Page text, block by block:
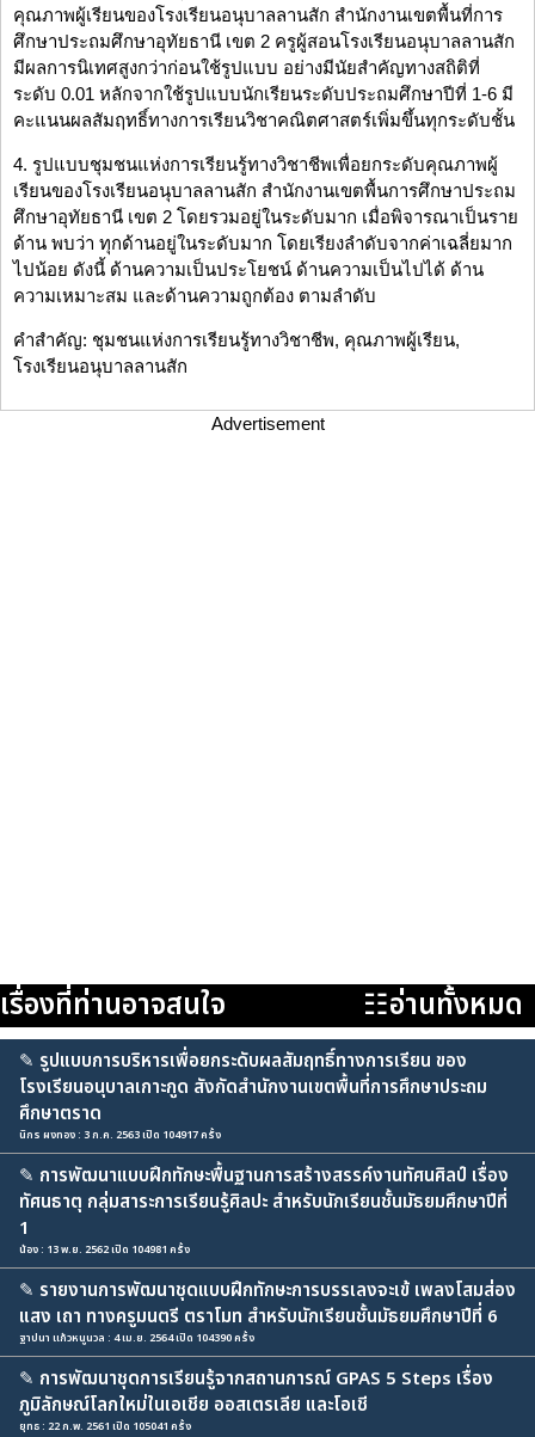
คุณภาพผู้เรียนของโรงเรียนอนุบาลลานสัก สำนักงานเขตพื้นที่การ
ศึกษาประถมศึกษาอุทัยธานี เขต 2 ครูผู้สอนโรงเรียนอนุบาลลานสัก
มีผลการนิเทศสูงกว่าก่อนใช้รูปแบบ อย่างมีนัยสำคัญทางสถิติที่
ระดับ 0.01 หลักจากใช้รูปแบบนักเรียนระดับประถมศึกษาปีที่ 1-6 มี
คะแนนผลสัมฤทธิ์ทางการเรียนวิชาคณิตศาสตร์เพิ่มขึ้นทุกระดับชั้น
4. รูปแบบชุมชนแห่งการเรียนรู้ทางวิชาชีพเพื่อยกระดับคุณภาพผู้
เรียนของโรงเรียนอนุบาลลานสัก สำนักงานเขตพื้นการศึกษาประถม
ศึกษาอุทัยธานี เขต 2 โดยรวมอยู่ในระดับมาก เมื่อพิจารณาเป็นราย
ด้าน พบว่า ทุกด้านอยู่ในระดับมาก โดยเรียงลำดับจากค่าเฉลี่ยมาก
ไปน้อย ดังนี้ ด้านความเป็นประโยชน์ ด้านความเป็นไปได้ ด้าน
ความเหมาะสม และด้านความถูกต้อง ตามลำดับ
คำสำคัญ: ชุมชนแห่งการเรียนรู้ทางวิชาชีพ, คุณภาพผู้เรียน,
โรงเรียนอนุบาลลานสัก
Advertisement
เรื่องที่ท่านอาจสนใจ ☷อ่านทั้งหมด
✎ รูปแบบการบริหารเพื่อยกระดับผลสัมฤทธิ์ทางการเรียน ของ
โรงเรียนอนุบาลเกาะกูด สังกัดสำนักงานเขตพื้นที่การศึกษาประถม
ศึกษาตราด
นิกร ผงทอง : 3 ก.ค. 2563 เปิด 104917 ครั้ง
✎ การพัฒนาแบบฝึกทักษะพื้นฐานการสร้างสรรค์งานทัศนศิลป์ เรื่อง
ทัศนธาตุ กลุ่มสาระการเรียนรู้ศิลปะ สำหรับนักเรียนชั้นมัธยมศึกษาปีที่
1
น้อง : 13 พ.ย. 2562 เปิด 104981 ครั้ง
✎ รายงานการพัฒนาชุดแบบฝึกทักษะการบรรเลงจะเข้ เพลงโสมส่อง
แสง เถา ทางครูมนตรี ตราโมท สำหรับนักเรียนชั้นมัธยมศึกษาปีที่ 6
ฐาปนา แก้วหนูนวล : 4 เม.ย. 2564 เปิด 104390 ครั้ง
✎ การพัฒนาชุดการเรียนรู้จากสถานการณ์ GPAS 5 Steps เรื่อง
ภูมิลักษณ์โลกใหม่ในเอเชีย ออสเตรเลีย และโอเชี
ยุทธ : 22 ก.พ. 2561 เปิด 105041 ครั้ง